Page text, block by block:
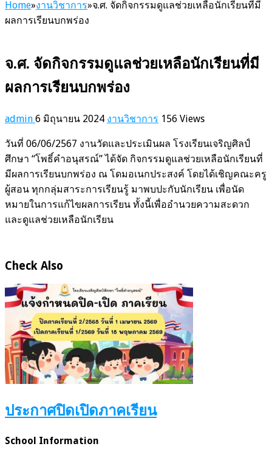
Home»งานวิชาการ»จ.ศ. จัดกิจกรรมดูแลช่วยเหลือนักเรียนที่มี
ผลการเรียนบกพร่อง
จ.ศ. จัดกิจกรรมดูแลช่วยเหลือนักเรียนที่มี
ผลการเรียนบกพร่อง
admin 6 มิถุนายน 2024 งานวิชาการ 156 Views
วันที่ 06/06/2567 งานวัดและประเมินผล โรงเรียนเจริญศิลป์
ศึกษา “โพธิ์คำอนุสรณ์” ได้จัด กิจกรรมดูแลช่วยเหลือนักเรียนที่
มีผลการเรียนบกพร่อง ณ โดมอเนกประสงค์ โดยได้เชิญคณะครู
ผู้สอน ทุกกลุ่มสาระการเรียนรู้ มาพบปะกับนักเรียน เพื่อนัด
หมายในการแก้ไขผลการเรียน ทั้งนี้เพื่ออำนวยความสะดวก
และดูแลช่วยเหลือนักเรียน
Check Also
ประกาศปิดเปิดภาคเรียน
School Information